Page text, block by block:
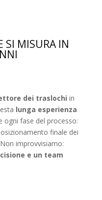
SI MISURA IN
dei traslochi in
lunga esperienza
ogni fase del processo:
finale dei
improvvisiamo:
e un team